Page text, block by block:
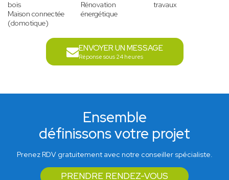
bois
Maison connectée
(domotique)
Rénovation
énergétique
travaux
ENVOYER UN MESSAGE
Réponse sous 24 heures
Ensemble
définissons votre projet
Prenez RDV gratuitement avec notre conseiller spécialiste.
PRENDRE RENDEZ-VOUS